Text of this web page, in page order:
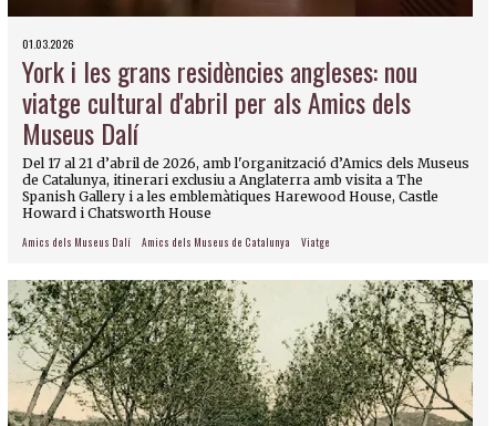
01.03.2026
York i les grans residències angleses: nou
viatge cultural d'abril per als Amics dels
Museus Dalí
Del 17 al 21 d’abril de 2026, amb l'organització d’Amics dels Museus
de Catalunya, itinerari exclusiu a Anglaterra amb visita a The
Spanish Gallery i a les emblemàtiques Harewood House, Castle
Howard i Chatsworth House
Amics dels Museus Dalí Amics dels Museus de Catalunya Viatge